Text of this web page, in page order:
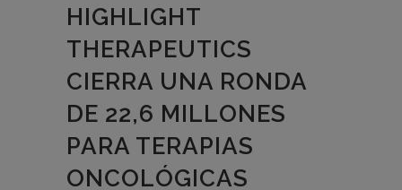
HIGHLIGHT
THERAPEUTICS
CIERRA UNA RONDA
DE 22,6 MILLONES
PARA TERAPIAS
ONCOLÓGICAS